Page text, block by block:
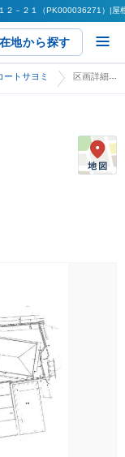
２－２１（PK000036271）|
地から探す
ートサヨミ